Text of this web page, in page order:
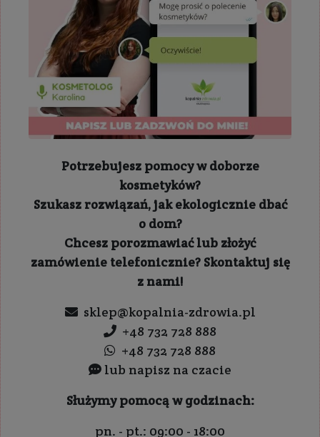
Potrzebujesz pomocy w doborze
kosmetyków?
Szukasz rozwiązań, jak ekologicznie dbać
o dom?
Chcesz porozmawiać lub złożyć
zamówienie telefonicznie? Skontaktuj się
z nami!
sklep@kopalnia-zdrowia.pl
+48 732 728 888
+48 732 728 888
lub napisz na czacie
Służymy pomocą w godzinach:
pn. - pt.: 09:00 - 18:00